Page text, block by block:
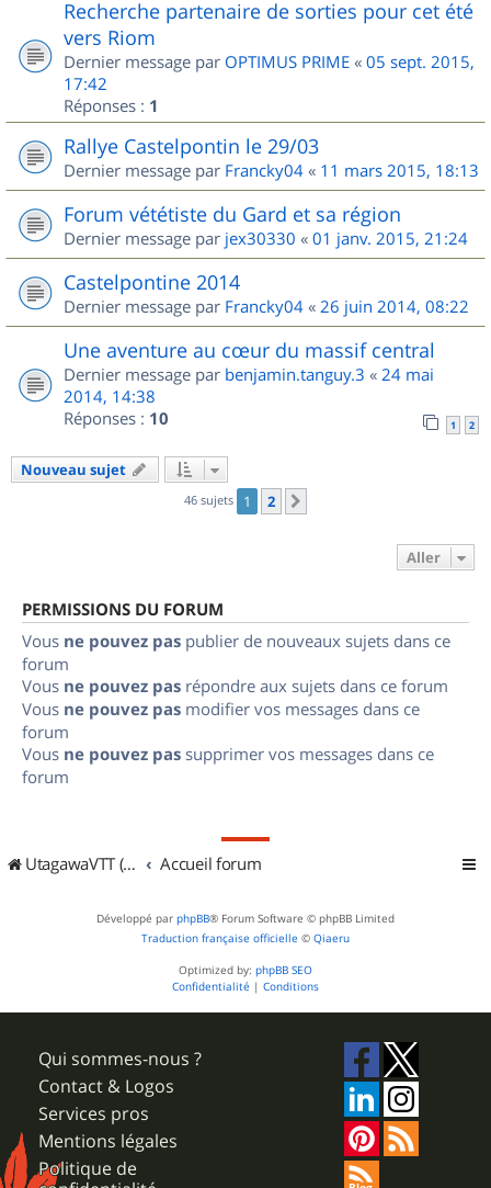
Recherche partenaire de sorties pour cet été
vers Riom
Dernier message par OPTIMUS PRIME « 05 sept. 2015,
17:42
Réponses : 1
Rallye Castelpontin le 29/03
Dernier message par Francky04 « 11 mars 2015, 18:13
Forum vététiste du Gard et sa région
Dernier message par jex30330 « 01 janv. 2015, 21:24
Castelpontine 2014
Dernier message par Francky04 « 26 juin 2014, 08:22
Une aventure au cœur du massif central
Dernier message par benjamin.tanguy.3 « 24 mai
2014, 14:38
Réponses : 10 1 2
Nouveau sujet
46 sujets 1 2
Aller
PERMISSIONS DU FORUM
Vous ne pouvez pas publier de nouveaux sujets dans ce
forum
Vous ne pouvez pas répondre aux sujets dans ce forum
Vous ne pouvez pas modifier vos messages dans ce
forum
Vous ne pouvez pas supprimer vos messages dans ce
forum
UtagawaVTT (Randos VTT et VTTAE avec traces GPS) Accueil forum
Développé par phpBB® Forum Software © phpBB Limited
Traduction française officielle © Qiaeru
Optimized by: phpBB SEO
Confidentialité | Conditions
Qui sommes-nous ?
Contact & Logos
Services pros
Mentions légales
Politique de